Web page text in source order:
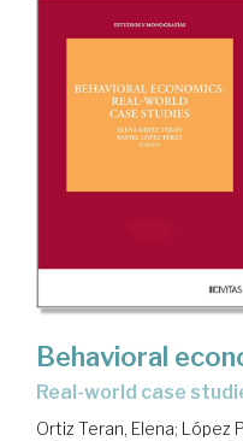
Behavioral
real-world case
Ortiz Teran, Elena; López